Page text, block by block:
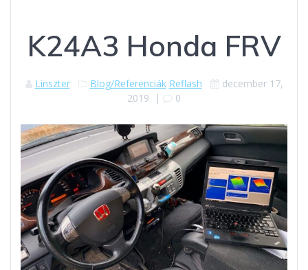
K24A3 Honda FRV
Linszter Blog/Referenciák Reflash
december 17,
2019 | 0